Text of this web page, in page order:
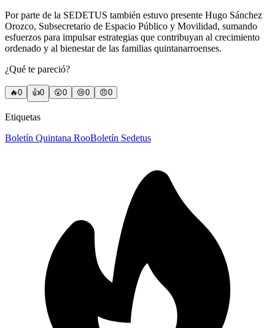
Por parte de la SEDETUS también estuvo presente Hugo Sánchez
Orozco, Subsecretario de Espacio Público y Movilidad, sumando
esfuerzos para impulsar estrategias que contribuyan al crecimiento
ordenado y al bienestar de las familias quintanarroenses.
¿Qué te pareció?
🔥0 👍0 😲0 😢0 😠0
Etiquetas
Boletín Quintana RooBoletín Sedetus